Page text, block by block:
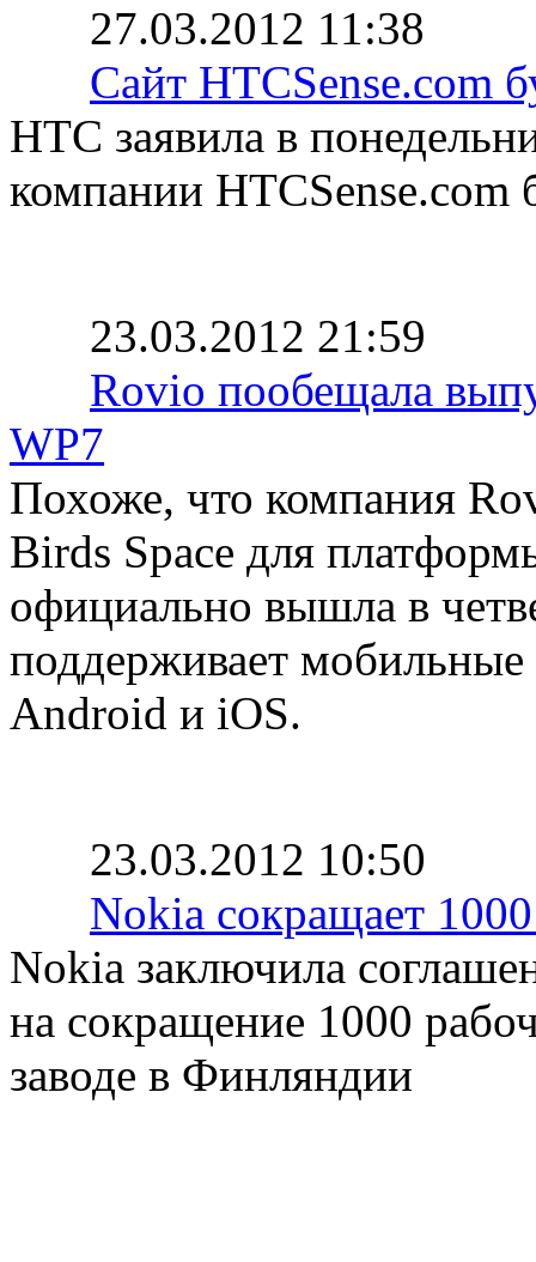
27.03.2012 11:38
Сайт HTCSense.com
HTC заявила в
компании HTCSense.com
23.03.2012 21:59
Rovio пообещала
WP7
Похоже, что компания
Birds Space для
официально вышла в
поддерживает
Android и iOS.
23.03.2012 10:50
Nokia сокращает
Nokia заключила
на сокращение 1000
заводе в Финляндии